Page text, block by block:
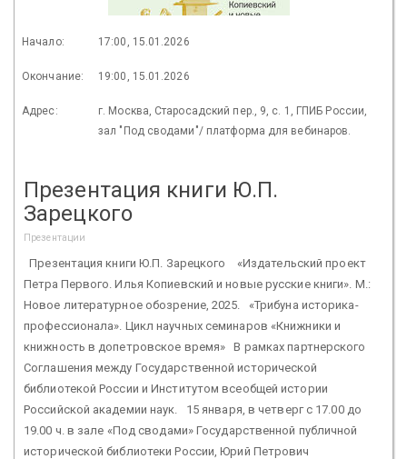
Начало: 17:00, 15.01.2026
Окончание: 19:00, 15.01.2026
Адрес:
г. Москва, Старосадский пер., 9, с. 1, ГПИБ России,
зал "Под сводами"/ платформа для вебинаров.
Презентация книги Ю.П.
Зарецкого
Презентации
Презентация книги Ю.П. Зарецкого «Издательский проект
Петра Первого. Илья Копиевский и новые русские книги». М.:
Новое литературное обозрение, 2025. «Трибуна историка-
профессионала». Цикл научных семинаров «Книжники и
книжность в допетровское время» В рамках партнерского
Соглашения между Государственной исторической
библиотекой России и Институтом всеобщей истории
Российской академии наук. 15 января, в четверг с 17.00 до
19.00 ч. в зале «Под сводами» Государственной публичной
исторической библиотеки России, Юрий Петрович